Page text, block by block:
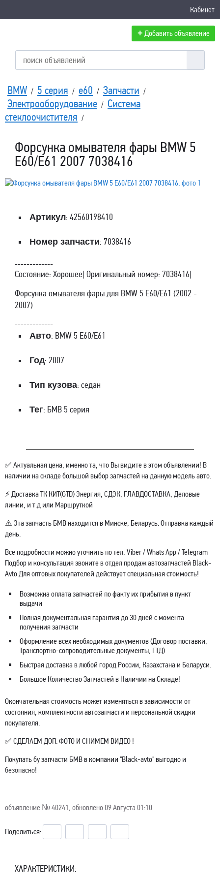
Кабинет
+ Добавить объявление
BMW / 5 серия / e60 / Запчасти /
Электрооборудование / Система
стеклоочистителя /
Форсунка омывателя фары BMW 5
E60/E61 2007 7038416
Артикул: 42560198410
Номер запчасти: 7038416
-------------
Состояние: Хорошее| Оригинальный номер: 7038416|
Форсунка омывателя фары для BMW 5 E60/E61 (2002 -
2007)
-------------
Авто: BMW 5 E60/E61
Год: 2007
Тип кузова: седан
Тег: БМВ 5 серия
✅ Актуальная цена, именно та, что Вы видите в этом объявлении! В
наличии на складе большой выбор запчастей на данную модель авто.
⚡ Доставка ТК КИТ(GTD) Энергия, СДЭК, ГЛАВДОСТАВКА, Деловые
линии, и т.д или Маршруткой
⚠️ Эта запчасть БМВ находится в Минске, Беларусь. Отправка каждый
день.
Все подробности можно уточнить по тел, Viber / Whats App / Telegram
Подбор и консультация звоните в отдел продаж автозапчастей Black-
Avto Для оптовых покупателей действует специальная стоимость!
Возможна оплата запчастей по факту их прибытия в пункт
выдачи
Полная документальная гарантия до 30 дней с момента
получения запчасти
Оформление всех необходимых документов (Договор поставки,
Транспортно-сопроводительные документы, ГТД)
Быстрая доставка в любой город России, Казахстана и Беларуси.
Большое Количество Запчастей в Наличии на Складе!
Окончательная стоимость может изменяться в зависимости от
состояния, комплектности автозапчасти и персональной скидки
покупателя.
✅ СДЕЛАЕМ ДОП. ФОТО И СНИМЕМ ВИДЕО !
Покупать бу запчасти БМВ в компании "Black-avto" выгодно и
безопасно!
объявление №40241, обновлено 09 Августа 01:10
Поделиться:
ХАРАКТЕРИСТИКИ: